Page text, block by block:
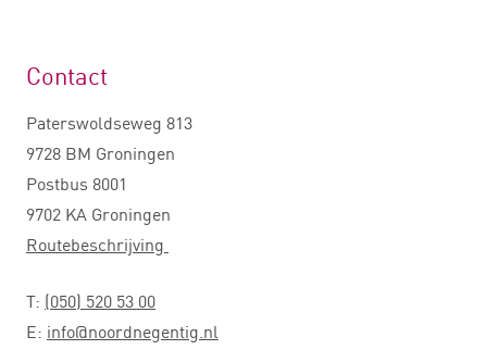
Contact
Paterswoldseweg 813
9728 BM Groningen
Postbus 8001
9702 KA Groningen
Routebeschrijving
T: (050) 520 53 00
E: info@noordnegentig.nl